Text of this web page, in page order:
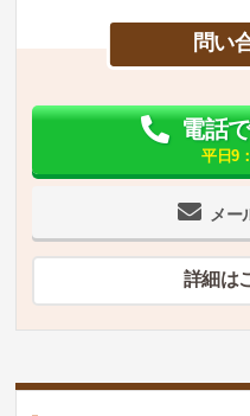
問い
メー
電話
平日9
詳細は